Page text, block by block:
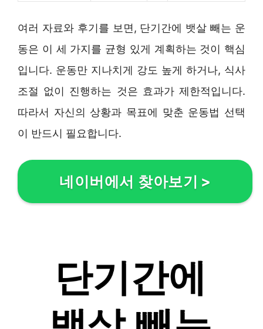
여러 자료와 후기를 보면, 단기간에 뱃살 빼는 운
동은 이 세 가지를 균형 있게 계획하는 것이 핵심
입니다. 운동만 지나치게 강도 높게 하거나, 식사
조절 없이 진행하는 것은 효과가 제한적입니다.
따라서 자신의 상황과 목표에 맞춘 운동법 선택
이 반드시 필요합니다.
네이버에서 찾아보기 >